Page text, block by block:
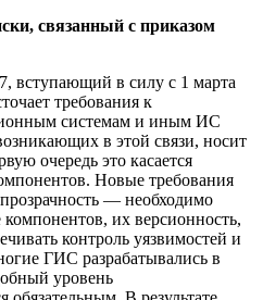
связанный с приказом
в силу с 1 марта
требования к
системам и иным ИС
в этой связи, носит
очередь это касается
Новые требования
— необходимо
их версионность,
контроль уязвимостей и
ГИС разрабатывались в
уровень